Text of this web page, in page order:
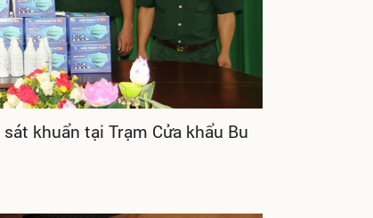
khuẩn tại Trạm Cửa khẩu Bu